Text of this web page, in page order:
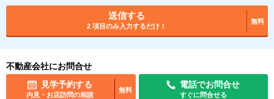
送信する
2 項目のみ入力するだけ！
無料
不動産会社にお問合せ
見学予約する
内見・お店訪問の相談
無料
電話でお問合せ
すぐに問合せる